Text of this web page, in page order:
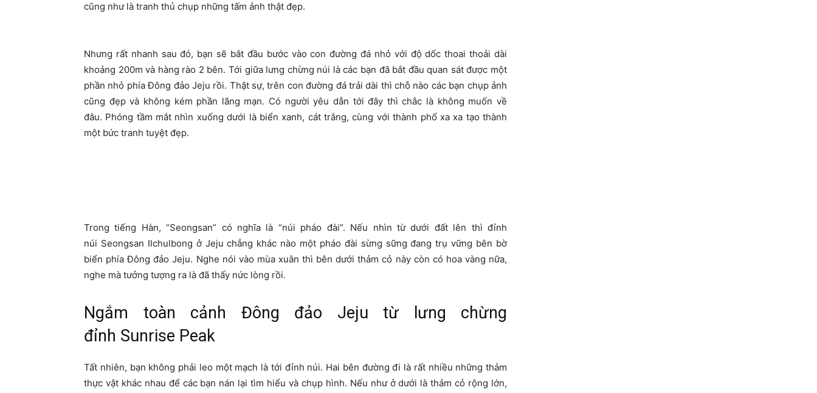
cũng như là tranh thủ chụp những tấm ảnh thật đẹp.
Nhưng rất nhanh sau đó, bạn sẽ bắt đầu bước vào con đường đá nhỏ với độ dốc thoai thoải dài
khoảng 200m và hàng rào 2 bên. Tới giữa lưng chừng núi là các bạn đã bắt đầu quan sát được một
phần nhỏ phía Đông đảo Jeju rồi. Thật sự, trên con đường đá trải dài thì chỗ nào các bạn chụp ảnh
cũng đẹp và không kém phần lãng mạn. Có người yêu dẫn tới đây thì chắc là không muốn về
đâu. Phóng tầm mắt nhìn xuống dưới là biển xanh, cát trắng, cùng với thành phố xa xa tạo thành
một bức tranh tuyệt đẹp.
Trong tiếng Hàn, “Seongsan” có nghĩa là “núi pháo đài”. Nếu nhìn từ dưới đất lên thì đỉnh
núi Seongsan Ilchulbong ở Jeju chẳng khác nào một pháo đài sừng sững đang trụ vững bên bờ
biển phía Đông đảo Jeju. Nghe nói vào mùa xuân thì bên dưới thảm cỏ này còn có hoa vàng nữa,
nghe mà tưởng tượng ra là đã thấy nức lòng rồi.
Ngắm toàn cảnh Đông đảo Jeju từ lưng chừng
đỉnh Sunrise Peak
Tất nhiên, bạn không phải leo một mạch là tới đỉnh núi. Hai bên đường đi là rất nhiều những thảm
thực vật khác nhau để các bạn nán lại tìm hiểu và chụp hình. Nếu như ở dưới là thảm cỏ rộng lớn,